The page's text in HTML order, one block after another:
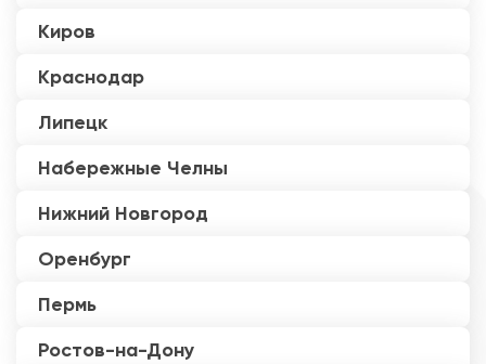
Киров
Краснодар
Липецк
Набережные Челны
Нижний Новгород
Оренбург
Пермь
Ростов-на-Дону